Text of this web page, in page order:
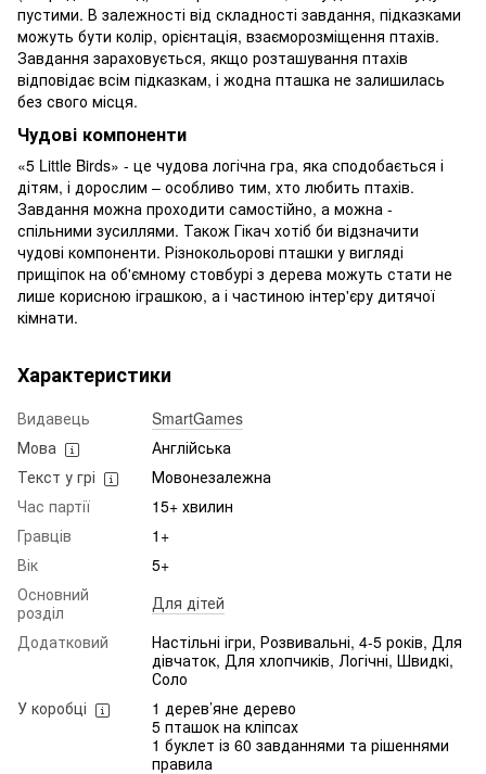
пустими. В залежності від складності завдання, підказками
можуть бути колір, орієнтація, взаєморозміщення птахів.
Завдання зараховується, якщо розташування птахів
відповідає всім підказкам, і жодна пташка не залишилась
без свого місця.
Чудові компоненти
«5 Little Birds» - це чудова логічна гра, яка сподобається і
дітям, і дорослим – особливо тим, хто любить птахів.
Завдання можна проходити самостійно, а можна -
спільними зусиллями. Також Гікач хотіб би відзначити
чудові компоненти. Різнокольорові пташки у вигляді
прищіпок на об'ємному стовбурі з дерева можуть стати не
лише корисною іграшкою, а і частиною інтер'єру дитячої
кімнати.
Характеристики
Видавець
SmartGames
Мова
Англійська
Текст у грі
Мовонезалежна
Час партії
15+ хвилин
Гравців
1+
Вік
5+
Основний
розділ
Для дітей
Додатковий
Настільні ігри, Розвивальні, 4-5 років, Для
дівчаток, Для хлопчиків, Логічні, Швидкі,
Соло
У коробці
1 дерев’яне дерево
5 пташок на кліпсах
1 буклет із 60 завданнями та рішеннями
правила